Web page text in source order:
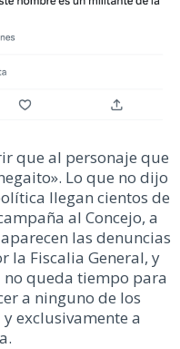
que al personaje que
Lo que no dijo
llegan cientos de
al Concejo, a
las denuncias
la Fiscalia General, y
no queda tiempo para
a ninguno de los
exclusivamente a